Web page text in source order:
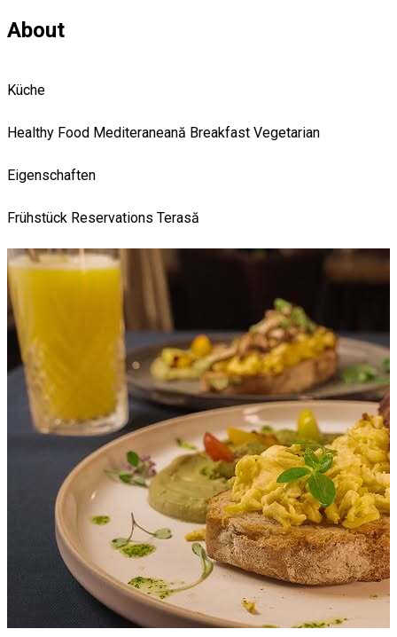
About
Küche
Healthy Food Mediteraneană Breakfast Vegetarian
Eigenschaften
Frühstück Reservations Terasă